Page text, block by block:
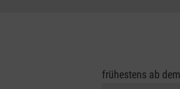
frühestens ab dem